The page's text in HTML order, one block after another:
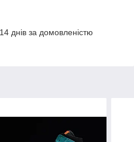
днів за домовленістю